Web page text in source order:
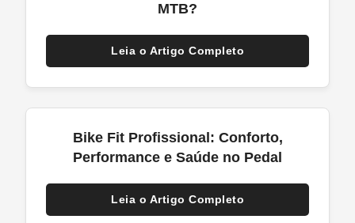
MTB?
Leia o Artigo Completo
Bike Fit Profissional: Conforto,
Performance e Saúde no Pedal
Leia o Artigo Completo